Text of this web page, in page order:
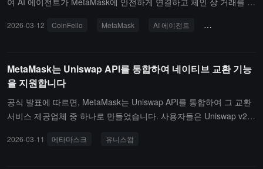
기술은 MetaMask 스마트 계정 키트 기반으로 구축되었으며, ERC-4
여하여 기존 AI 에이전트 지갑이 일반적으로 직면하는 프롬프트 주입
공격 위험을 효과적으로 회피할 수 있습니다.CoinFello의 최고 기술
책임자 Brett Cleary는 "우리가 에이전트가 의미 있게 체인 상 경제에
참여하기를 원한다면, 개인 키를 직접 넘기는 것보다 더 나은 보안 모
EVM 간 브릿지, NFT 상호작용, 스테이킹, 대출 및 다단계 거래 전략
2026-03-12 CoinFello MetaMask AI 에이전트 오픈소스 기술
MetaMask는 Uniswap API를 통합하여 네이티브 교환 기능
을 지원합니다
공식 발표에 따르면, MetaMask는 Uniswap API를 통합하여 그 교환
서비스 제공업체 중 하나로 만들었습니다. 사용자들은 Uniswap v2, v
p API를 통합하기로 선택한 이유는 유동성 깊이, 가격 책정 및 16개
2026-03-11 메타마스크 유니스왑